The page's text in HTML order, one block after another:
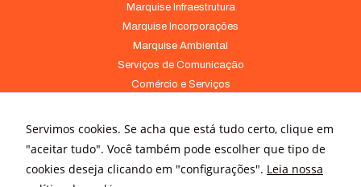
Marquise Infraestrutura
Marquise Incorporações
Marquise Ambiental
Serviços de Comunicação
Comércio e Serviços
Notícias
Releases
Servimos cookies. Se acha que está tudo certo, clique em
"aceitar tudo". Você também pode escolher que tipo de
cookies deseja clicando em "configurações". Leia nossa